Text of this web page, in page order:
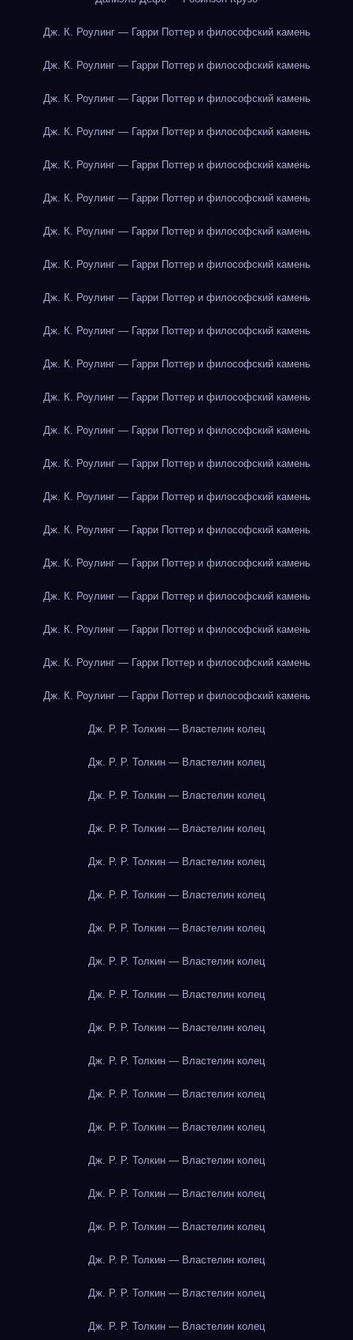
Дж. К. Роулинг — Гарри Поттер и философский камень
Дж. К. Роулинг — Гарри Поттер и философский камень
Дж. К. Роулинг — Гарри Поттер и философский камень
Дж. К. Роулинг — Гарри Поттер и философский камень
Дж. К. Роулинг — Гарри Поттер и философский камень
Дж. К. Роулинг — Гарри Поттер и философский камень
Дж. К. Роулинг — Гарри Поттер и философский камень
Дж. К. Роулинг — Гарри Поттер и философский камень
Дж. К. Роулинг — Гарри Поттер и философский камень
Дж. К. Роулинг — Гарри Поттер и философский камень
Дж. К. Роулинг — Гарри Поттер и философский камень
Дж. К. Роулинг — Гарри Поттер и философский камень
Дж. К. Роулинг — Гарри Поттер и философский камень
Дж. К. Роулинг — Гарри Поттер и философский камень
Дж. К. Роулинг — Гарри Поттер и философский камень
Дж. К. Роулинг — Гарри Поттер и философский камень
Дж. К. Роулинг — Гарри Поттер и философский камень
Дж. К. Роулинг — Гарри Поттер и философский камень
Дж. К. Роулинг — Гарри Поттер и философский камень
Дж. К. Роулинг — Гарри Поттер и философский камень
Дж. К. Роулинг — Гарри Поттер и философский камень
Дж. Р. Р. Толкин — Властелин колец
Дж. Р. Р. Толкин — Властелин колец
Дж. Р. Р. Толкин — Властелин колец
Дж. Р. Р. Толкин — Властелин колец
Дж. Р. Р. Толкин — Властелин колец
Дж. Р. Р. Толкин — Властелин колец
Дж. Р. Р. Толкин — Властелин колец
Дж. Р. Р. Толкин — Властелин колец
Дж. Р. Р. Толкин — Властелин колец
Дж. Р. Р. Толкин — Властелин колец
Дж. Р. Р. Толкин — Властелин колец
Дж. Р. Р. Толкин — Властелин колец
Дж. Р. Р. Толкин — Властелин колец
Дж. Р. Р. Толкин — Властелин колец
Дж. Р. Р. Толкин — Властелин колец
Дж. Р. Р. Толкин — Властелин колец
Дж. Р. Р. Толкин — Властелин колец
Дж. Р. Р. Толкин — Властелин колец
Дж. Р. Р. Толкин — Властелин колец